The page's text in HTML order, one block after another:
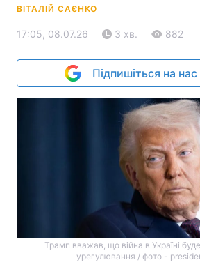
ВІТАЛІЙ САЄНКО
17:05, 08.07.26 3 хв. 882
Підпишіться на
Трамп вважав, що війна в Україні
урегулювання / фото -